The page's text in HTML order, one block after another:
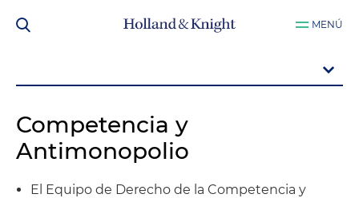
MENÚ
Competencia y
Antimonopolio
El Equipo de Derecho de la Competencia y